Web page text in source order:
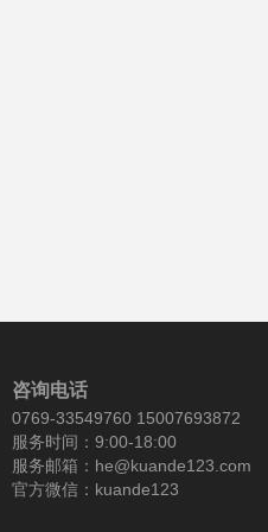
咨询电话
0769-33549760 15007693872
服务时间：9:00-18:00
服务邮箱：he@kuande123.com
官方微信：kuande123